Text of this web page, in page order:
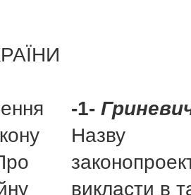
-1-
Назву
викласти в